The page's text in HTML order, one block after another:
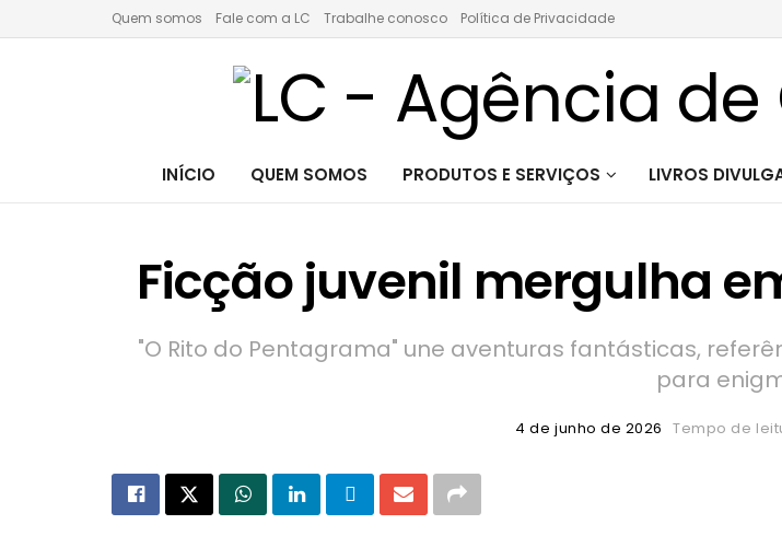
Quem somos Fale com a LC Trabalhe conosco Política de Privacidade
INÍCIO QUEM SOMOS PRODUTOS E SERVIÇOS LIVROS
Ficção juvenil mergulha
"O Rito do Pentagrama" une aventuras fantásticas,
para
4 de junho de 2026 Tempo de